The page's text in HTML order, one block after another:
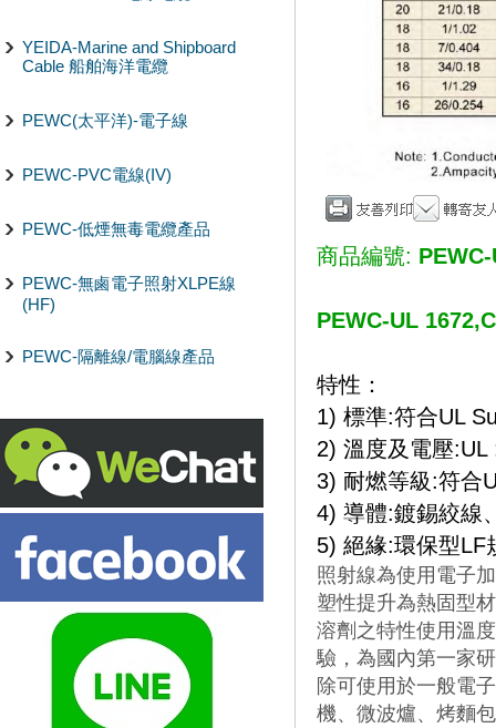
YEIDA-Marine and Shipboard
Cable 船舶海洋電纜
PEWC(太平洋)-電子線
PEWC-PVC電線(IV)
PEWC-低煙無毒電纜產品
PEWC-無鹵電子照射XLPE線
(HF)
PEWC-隔離線/電腦線產品
商品編號:
PEWC-UL
特性：
1) 標準:符合UL
2) 溫度及電壓
3) 耐燃等級:符合
4) 導體:鍍錫絞線
5) 絕緣:環保型LF
照射線為使用電子
塑性提升為熱固型
溶劑之特性使用溫
驗，為國內第一家
除可使用於一般電
機、微波爐、烤麵